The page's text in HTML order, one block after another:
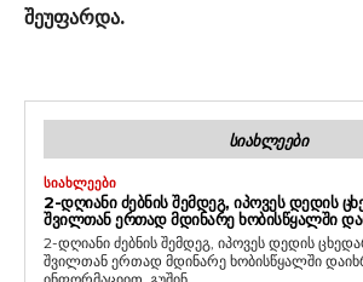
შეუფარდა.
ᲡᲘᲐᲮᲚᲔᲔᲑᲘ
ᲡᲘᲐᲮᲚᲔᲔᲑᲘ
2-ᲓᲦᲘᲐᲜᲘ ᲫᲔᲑᲜᲘᲡ ᲨᲔᲛᲓᲔᲒ, ᲘᲞᲝᲕᲔᲡ ᲓᲔᲓᲘᲡ
ᲨᲕᲘᲚᲗᲐᲜ ᲔᲠᲗᲐᲓ ᲛᲓᲘᲜᲐᲠᲔ ᲮᲝᲑᲘᲡᲬᲧᲐᲚᲨᲘ
2-დღიანი ძებნის შემდეგ, იპოვეს დედის
შვილთან ერთად მდინარე ხობისწყალში